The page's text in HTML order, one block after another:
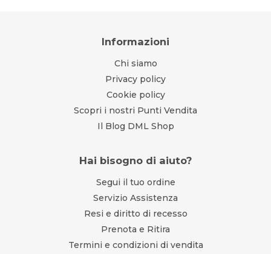
Informazioni
Chi siamo
Privacy policy
Cookie policy
Scopri i nostri Punti Vendita
Il Blog DML Shop
Hai bisogno di aiuto?
Segui il tuo ordine
Servizio Assistenza
Resi e diritto di recesso
Prenota e Ritira
Termini e condizioni di vendita